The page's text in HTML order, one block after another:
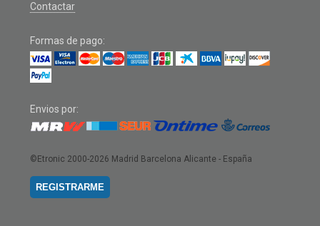
Contactar
Formas de pago:
Envios por:
©Etronic 2000-2026 Madrid Barcelona Alicante - España
REGISTRARME